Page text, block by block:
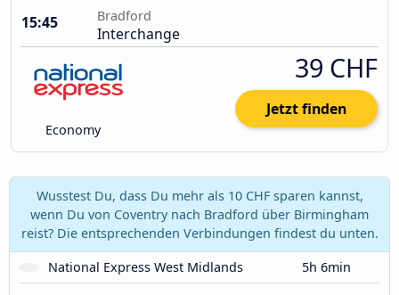
15:45
Bradford
Interchange
Economy
39 CHF
Jetzt finden
Wusstest Du, dass Du mehr als 10 CHF sparen kannst,
wenn Du von Coventry nach Bradford über Birmingham
reist? Die entsprechenden Verbindungen findest du unten.
National Express West Midlands
5h 6min